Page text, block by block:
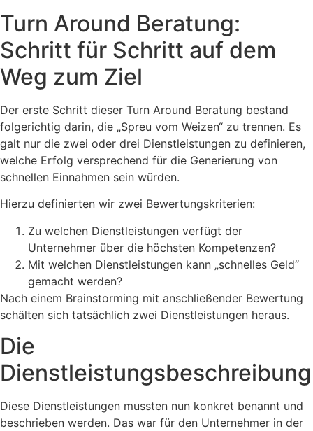
Turn Around Beratung:
Schritt für Schritt auf dem
Weg zum Ziel
Der erste Schritt dieser Turn Around Beratung bestand
folgerichtig darin, die „Spreu vom Weizen“ zu trennen. Es
galt nur die zwei oder drei Dienstleistungen zu definieren,
welche Erfolg versprechend für die Generierung von
schnellen Einnahmen sein würden.
Hierzu definierten wir zwei Bewertungskriterien:
Zu welchen Dienstleistungen verfügt der
Unternehmer über die höchsten Kompetenzen?
Mit welchen Dienstleistungen kann „schnelles Geld“
gemacht werden?
Nach einem Brainstorming mit anschließender Bewertung
schälten sich tatsächlich zwei Dienstleistungen heraus.
Die
Dienstleistungsbeschreibung
Diese Dienstleistungen mussten nun konkret benannt und
beschrieben werden. Das war für den Unternehmer in der